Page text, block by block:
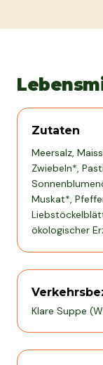
Zutaten
Meersalz,
Zwiebeln*,
Muskat*,
ökologischer
Klare Suppe